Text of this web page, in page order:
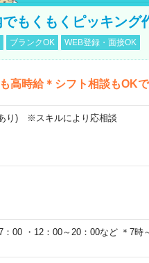
もくもくピッキング
ブランクOK WEB登録・面接OK
時給＊シフト相談もOK
り) ※スキルにより応相談
00 ・12：00～20：00など ＊7時